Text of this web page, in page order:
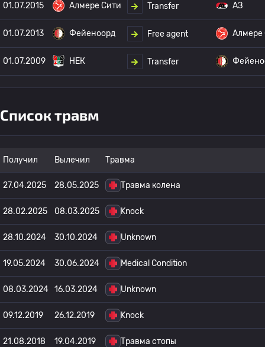
01.07.2015 Алмере Сити Transfer АЗ
01.07.2013 Фейеноорд Free agent Алмере
01.07.2009 НЕК Transfer
Список травм
Получил Вылечил Травма
27.04.2025 28.05.2025 Травма колена
28.02.2025 08.03.2025 Knock
28.10.2024 30.10.2024 Unknown
19.05.2024 30.06.2024 Medical Condition
08.03.2024 16.03.2024 Unknown
09.12.2019 26.12.2019 Knock
21.08.2018 19.04.2019 Травма стопы